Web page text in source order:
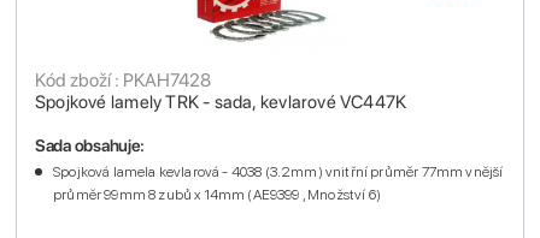
Spojkové lamely TRK - sada, kevlarové VC447K
Kód zboží : PKAH7428
Sada obsahuje:
Spojková lamela kevlarová - 4038 (3.2mm) vnitřní průměr 77mm vnější
průměr 99mm 8 zubů x 14mm (AE9399 , Množství 6)